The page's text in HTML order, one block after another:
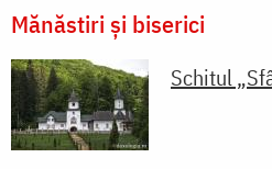
Mănăstiri și biserici
Schitul